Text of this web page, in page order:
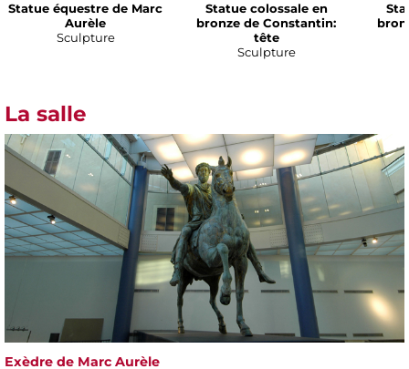
Statue équestre de Marc
Aurèle
Sculpture
Statue colossale en
bronze de Constantin:
tête
Sculpture
La salle
Exèdre de Marc Aurèle